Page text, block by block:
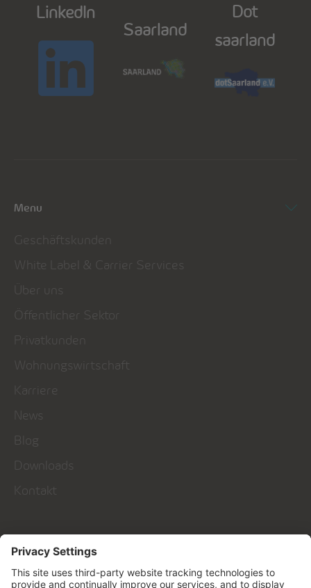
LinkedIn
Saarland
Dot
saarland
Menu
Geschäftskunden
White Label & Carrier Services
Über uns
Öffentlicher Sektor
Privatkunden
Wohnungswirtschaft
Karriere
News
Blog
Downloads
Kontakt
Talk to us!
Kontakt